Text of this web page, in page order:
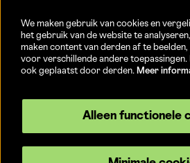
15/08)
We maken gebruik van cookies en
het gebruik van de website te
maken content van derden af te beelden,
voor verschillende andere
ook geplaatst door derden. Meer
Alleen functionele